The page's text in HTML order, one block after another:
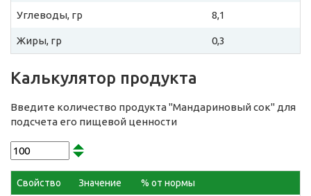
Углеводы, гр 8,1
Жиры, гр 0,3
Калькулятор продукта
Введите количество продукта "Мандариновый сок" для
подсчета его пищевой ценности
Свойство Значение % от нормы